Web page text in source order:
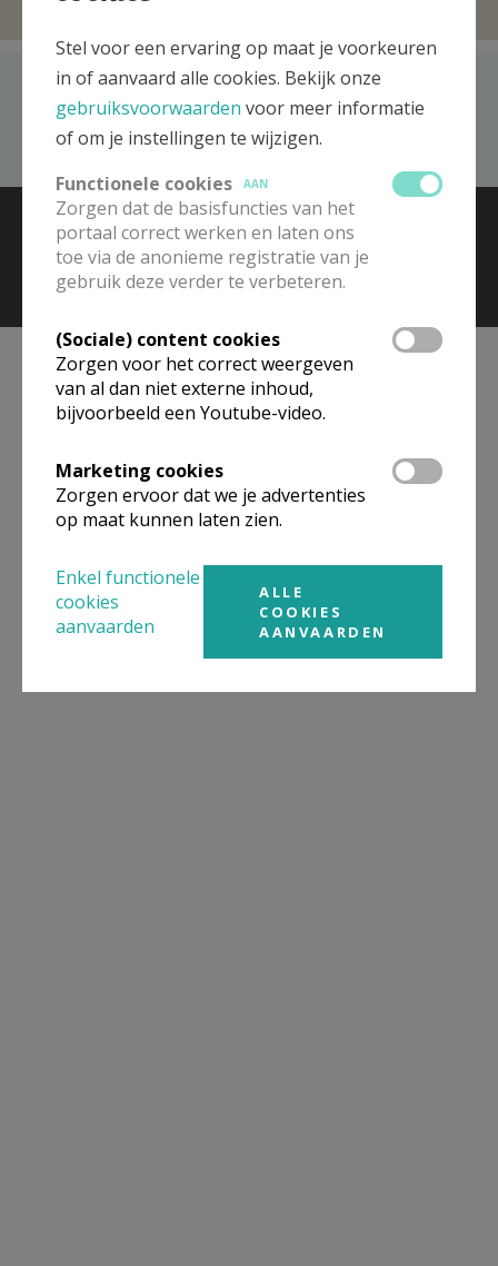
Recent bezocht
Zusters Bernardinnen
© 2026 Kerk en Media vzw
Contact
Voorwaarden
Stel voor een ervaring op maat je voorkeuren
in of aanvaard alle cookies. Bekijk onze
gebruiksvoorwaarden voor meer informatie
of om je instellingen te wijzigen.
Functionele cookies
AAN
Zorgen dat de basisfuncties van het
portaal correct werken en laten ons
toe via de anonieme registratie van je
gebruik deze verder te verbeteren.
(Sociale) content cookies
Zorgen voor het correct weergeven
van al dan niet externe inhoud,
bijvoorbeeld een Youtube-video.
Marketing cookies
Zorgen ervoor dat we je advertenties
op maat kunnen laten zien.
Enkel functionele
cookies
aanvaarden
ALLE
COOKIES
AANVAARDEN